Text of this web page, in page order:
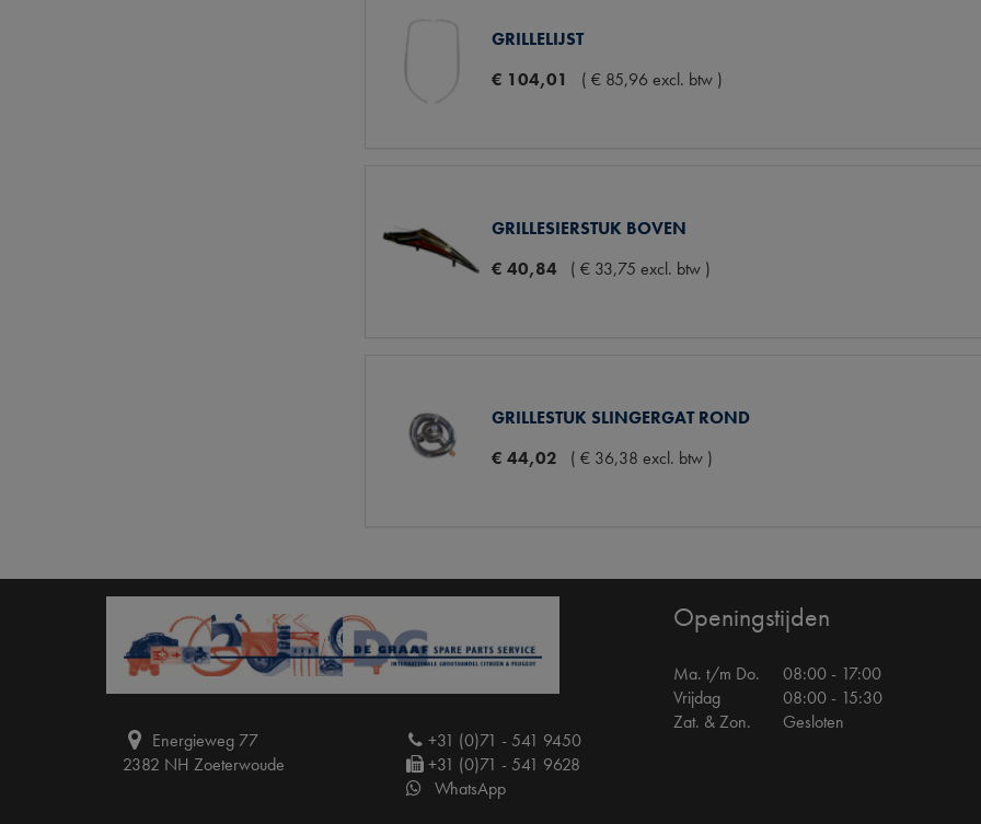
GRILLELIJST
€ 104,01 ( € 85,96 excl. btw )
GRILLESIERSTUK BOVEN
€ 40,84 ( € 33,75 excl. btw )
GRILLESTUK SLINGERGAT ROND
€ 44,02 ( € 36,38 excl. btw )
Energieweg 77
2382 NH Zoeterwoude
+31 (0)71 - 541 9450
+31 (0)71 - 541 9628
WhatsApp
Openingstijden
Ma. t/m Do.
08:00 - 17:00
Vrijdag
08:00 - 15:30
Zat. & Zon.
Gesloten